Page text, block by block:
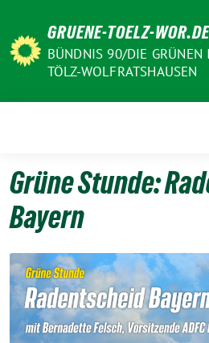
zum
Inhalt
GRUENE-TOELZ-WOR.DE
BÜNDNIS 90/DIE
TÖLZ-WOLFRATSHAUSEN
Grüne Stunde:
Bayern